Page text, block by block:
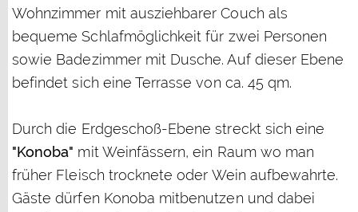
Wohnzimmer mit ausziehbarer Couch als
bequeme Schlafmöglichkeit für zwei Personen
sowie Badezimmer mit Dusche. Auf dieser Ebene
befindet sich eine Terrasse von ca. 45 qm.
Durch die Erdgeschoß-Ebene streckt sich eine
"Konoba" mit Weinfässern, ein Raum wo man
früher Fleisch trocknete oder Wein aufbewahrte.
Gäste dürfen Konoba mitbenutzen und dabei